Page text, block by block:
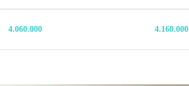
4.060.000 4.160.000